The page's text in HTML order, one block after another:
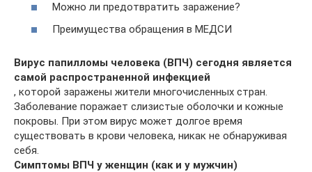
Можно ли предотвратить заражение?
Преимущества обращения в МЕДСИ
Вирус папилломы человека (ВПЧ) сегодня является
самой распространенной инфекцией
, которой заражены жители многочисленных стран.
Заболевание поражает слизистые оболочки и кожные
покровы. При этом вирус может долгое время
существовать в крови человека, никак не обнаруживая
себя.
Симптомы ВПЧ у женщин (как и у мужчин)